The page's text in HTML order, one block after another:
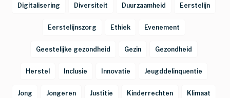
Digitalisering Diversiteit Duurzaamheid Eerstelijn
Eerstelijnszorg Ethiek Evenement
Geestelijke gezondheid Gezin Gezondheid
Herstel Inclusie Innovatie Jeugddelinquentie
Jong Jongeren Justitie Kinderrechten Klimaat